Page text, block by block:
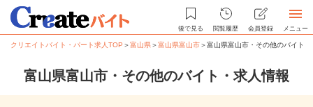
後で見る 閲覧履歴 会員登録 メニュー
クリエイトバイト・パート求人TOP ＞富山県＞富山県富山市＞富山県富山市・その他のバイト
富山県富山市・その他のバイト・求人情報